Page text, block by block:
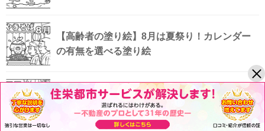
【高齢者の塗り絵】8月は夏祭り！カレンダー
の有無を選べる塗り絵
【高齢者の塗り絵】7月は七夕！カレンダーの
有無を選べる塗り絵